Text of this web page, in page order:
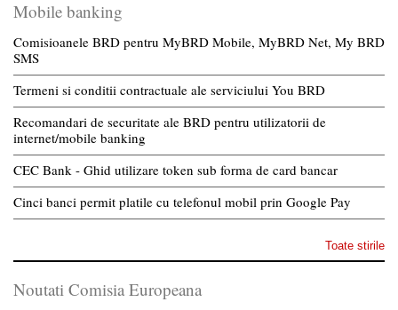
Mobile banking
Comisioanele BRD pentru MyBRD Mobile, MyBRD Net, My BRD
SMS
Termeni si conditii contractuale ale serviciului You BRD
Recomandari de securitate ale BRD pentru utilizatorii de
internet/mobile banking
CEC Bank - Ghid utilizare token sub forma de card bancar
Cinci banci permit platile cu telefonul mobil prin Google Pay
Toate stirile
Noutati Comisia Europeana